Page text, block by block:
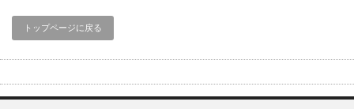
トップページに戻る